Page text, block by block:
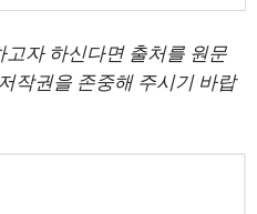
자 하신다면 출처를 원문
작권을 존중해 주시기 바랍